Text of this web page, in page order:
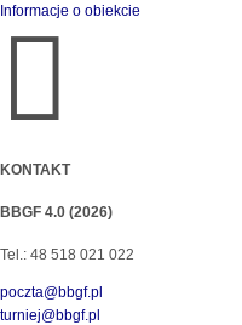
Informacje o obiekcie

KONTAKT
BBGF 4.0 (2026)
Tel.: 48 518 021 022
poczta@bbgf.pl
turniej@bbgf.pl